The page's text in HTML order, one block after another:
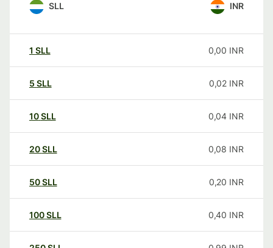
SLL INR
1 SLL 0,00 INR
5 SLL 0,02 INR
10SLL 0,04 INR
20SLL 0,08 INR
50SLL 0,20 INR
100SLL 0,40 INR